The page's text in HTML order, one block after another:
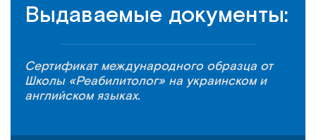
Выдаваемые документы:
Cертификат международного образца от
Школы «Реабилитолог» на украинском и
английском языках.